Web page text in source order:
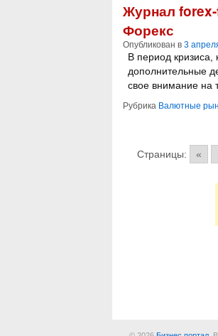
Журнал
Форекс
Опубликован в 3
В период кризиса,
дополнительные
свое внимание на
Рубрика Валютные
Страницы: «